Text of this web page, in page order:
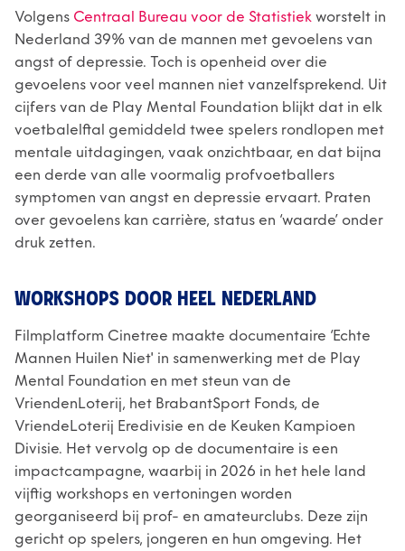
Volgens Centraal Bureau voor de Statistiekworstelt in
Nederland 39% van de mannen met gevoelens van
angst of depressie. Toch is openheid over die
gevoelens voor veel mannen niet vanzelfsprekend. Uit
cijfers van de Play Mental Foundation blijkt dat in elk
voetbalelftal gemiddeld twee spelers rondlopen met
mentale uitdagingen, vaak onzichtbaar, en dat bijna
een derde van alle voormalig profvoetballers
symptomen van angst en depressie ervaart. Praten
over gevoelens kan carrière, status en ‘waarde’ onder
druk zetten.
WORKSHOPS DOOR HEEL NEDERLAND
Filmplatform Cinetree maakte documentaire ‘Echte
Mannen Huilen Niet' in samenwerking met de Play
Mental Foundation en met steun van de
VriendenLoterij, het BrabantSport Fonds, de
VriendeLoterij Eredivisie en de Keuken Kampioen
Divisie. Het vervolg op de documentaire is een
impactcampagne, waarbij in 2026 in het hele land
vijftig workshops en vertoningen worden
georganiseerd bij prof- en amateurclubs. Deze zijn
gericht op spelers, jongeren en hun omgeving. Het